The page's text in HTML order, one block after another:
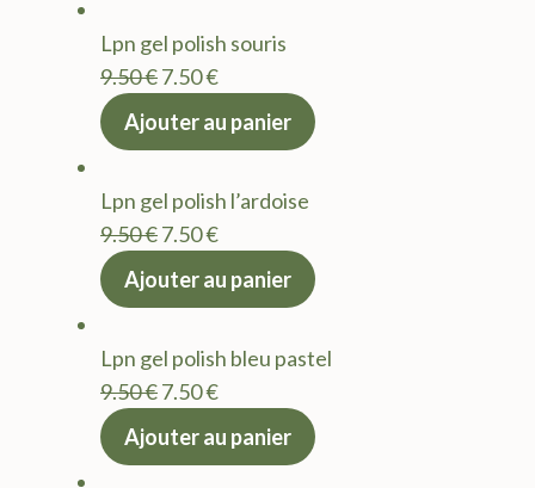
9.50 €.7.50 €.
Lpn gel polish souris
9.50€Le
prix
9.50 €.
7.50€Le
actuel
7.50 €.
Ajouter au panier
Lpn gel polish l’ardoise
9.50€Le
prix
9.50 €.
7.50€Le
actuel
7.50 €.
Ajouter au panier
Lpn gel polish bleu pastel
9.50€Le
prix
7.50€Le
actuel
Ajouter au panier